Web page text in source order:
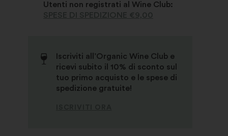
Utenti non registrati al Wine Club:
Iscriviti all’Organic Wine Club e
ricevi subito il 10% di sconto sul
tuo primo acquisto e le spese di
spedizione gratuite!